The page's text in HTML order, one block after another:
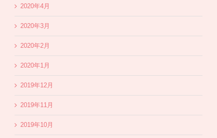
2020年4月
2020年3月
2020年2月
2020年1月
2019年12月
2019年11月
2019年10月